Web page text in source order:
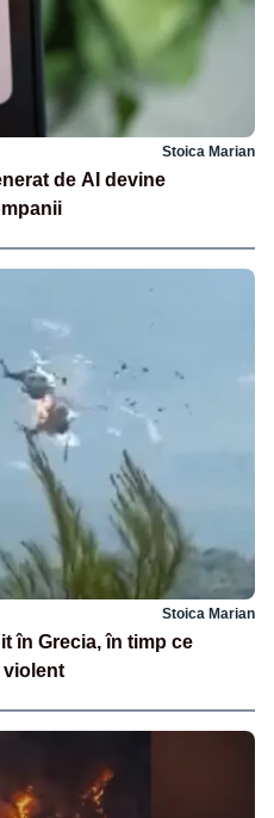
Stoica Marian
de AI devine
Stoica Marian
în Grecia, în timp ce
violent